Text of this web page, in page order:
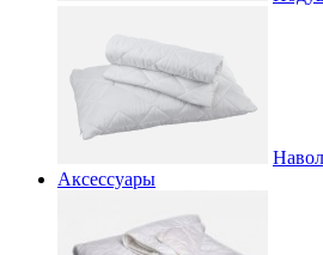
Аксессуары